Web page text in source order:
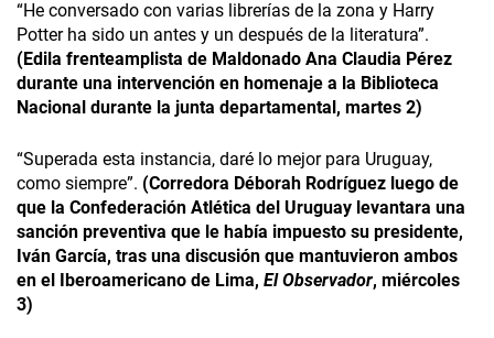
“He conversado con varias librerías de la zona y Harry
Potter ha sido un antes y un después de la literatura”.
(Edila frenteamplista de Maldonado Ana Claudia Pérez
durante una intervención en homenaje a la Biblioteca
Nacional durante la junta departamental, martes 2)
“Superada esta instancia, daré lo mejor para Uruguay,
como siempre”. (Corredora Déborah Rodríguez luego de
que la Confederación Atlética del Uruguay levantara una
sanción preventiva que le había impuesto su presidente,
Iván García, tras una discusión que mantuvieron ambos
en el Iberoamericano de Lima, El Observador, miércoles
3)